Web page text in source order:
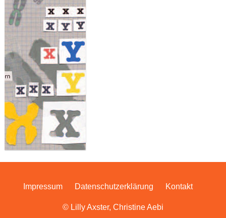
Impressum Datenschutzerklärung Kontakt
© Lilly Axster, Christine Aebi